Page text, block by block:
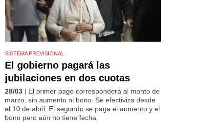
SISTEMA PREVISIONAL
El gobierno pagará las
jubilaciones en dos cuotas
28/03 | El primer pago corresponderá al monto de
marzo, sin aumento ni bono. Se efectiviza desde
el 10 de abril. El segundo se paga el aumento y el
bono pero aún no tiene fecha.